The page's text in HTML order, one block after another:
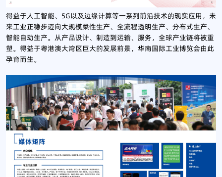
得益于人工智能、5G以及边缘计算等一系列前沿技术的现实应用，未
来工业正稳步迈向大规模柔性生产、全流程透明生产、分布式生产、
智能自动生产。从产品设计、制造到运输、服务，全球产业链将被重
塑。得益于粤港澳大湾区巨大的发展前景，华南国际工业博览会由此
孕育而生。